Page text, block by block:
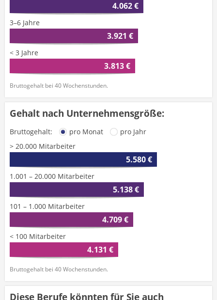
4.062 €
3–6 Jahre
3.921 €
< 3 Jahre
3.813 €
Bruttogehalt bei 40 Wochenstunden.
Gehalt nach Unternehmensgröße:
Bruttogehalt: pro Monat
pro Jahr
> 20.000 Mitarbeiter
5.580 €
1.001 – 20.000 Mitarbeiter
5.138 €
101 – 1.000 Mitarbeiter
4.709 €
< 100 Mitarbeiter
4.131 €
Bruttogehalt bei 40 Wochenstunden.
Diese Berufe könnten für Sie auch